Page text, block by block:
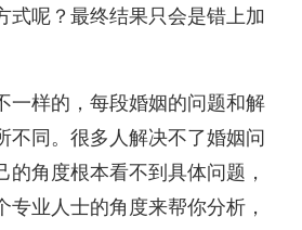
式呢？最终结果只会是错上加
一样的，每段婚姻的问题和解
不同。很多人解决不了婚姻问
的角度根本看不到具体问题，
业人士的角度来帮你分析，